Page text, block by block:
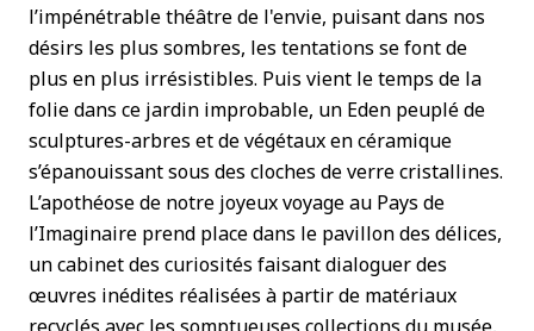
l’impénétrable théâtre de l'envie, puisant dans nos
désirs les plus sombres, les tentations se font de
plus en plus irrésistibles. Puis vient le temps de la
folie dans ce jardin improbable, un Eden peuplé de
sculptures-arbres et de végétaux en céramique
s’épanouissant sous des cloches de verre cristallines.
L’apothéose de notre joyeux voyage au Pays de
l’Imaginaire prend place dans le pavillon des délices,
un cabinet des curiosités faisant dialoguer des
œuvres inédites réalisées à partir de matériaux